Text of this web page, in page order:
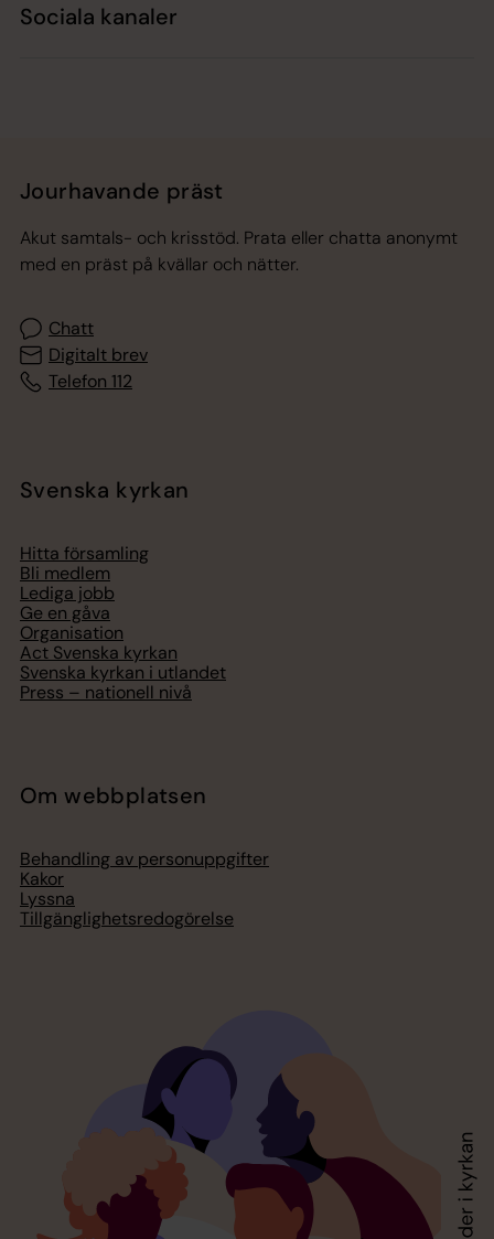
Sociala kanaler
Jourhavande präst
Akut samtals- och krisstöd. Prata eller chatta anonymt
med en präst på kvällar och nätter.
Chatt
Digitalt brev
Telefon 112
Svenska kyrkan
Hitta församling
Bli medlem
Lediga jobb
Ge en gåva
Organisation
Act Svenska kyrkan
Svenska kyrkan i utlandet
Press – nationell nivå
Om webbplatsen
Behandling av personuppgifter
Kakor
Lyssna
Tillgänglighetsredogörelse